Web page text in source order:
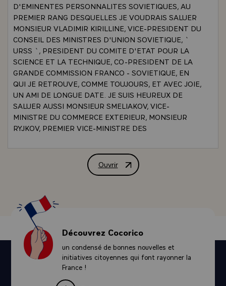
D'EMINENTES PERSONNALITES SOVIETIQUES, AU
PREMIER RANG DESQUELLES JE VOUDRAIS SALUER
MONSIEUR VLADIMIR KIRILLINE, VICE-PRESIDENT DU
CONSEIL DES MINISTRES D'UNION SOVIETIQUE, `
URSS `, PRESIDENT DU COMITE D'ETAT POUR LA
SCIENCE ET LA TECHNIQUE, CO-PRESIDENT DE LA
GRANDE COMMISSION FRANCO - SOVIETIQUE, EN
QUI JE RETROUVE, COMME TOUJOURS, ET AVEC JOIE,
UN AMI DE LONGUE DATE. JE SUIS HEUREUX DE
SALUER AUSSI MONSIEUR SMELIAKOV, VICE-
MINISTRE DU COMMERCE EXTERIEUR, MONSIEUR
RYJKOV, PREMIER VICE-MINISTRE DES
TRAVAUX DE MONTAGE. JE REMERCIE EGALEMENT
MONSIEUR PANKOV CHARGE D'AFFAIRES, ET
BIEN VOULU REPRESENTER MONSIEUR
TCHERVONENKO, AMBASSADEUR DE L'UNION
SOVIETIQUE, ACTUELLEMENT ABSENT DU
TERRITOIRE FRANCAISÕ¿\
`RELATIONS FRANCO - SOVIETIQUES ` POLITIQUE
ETRANGERE` C'EST EN 1972 QUE LES
NEGOCIATIONS EN_VUE DE LA CONSTRUCTION A
ISSOIRE D'UNE GRANDE PRESSE A MATRICER
SOVIETIQUE ONT COMMENCE. COMME MINISTRE DE
Ouvrir
ALLOCUTION DE M. VALERY
Découvrez Cocorico
un condensé de bonnes nouvelles et
initiatives citoyennes qui font rayonner la
France !